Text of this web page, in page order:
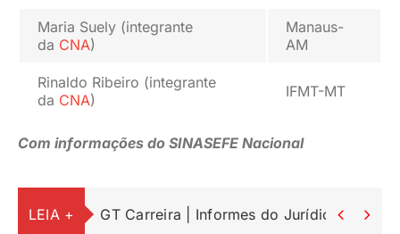
Maria Suely (integrante
da CNA)
Manaus-
AM
Rinaldo Ribeiro (integrante
da CNA) IFMT-MT
Com informações do SINASEFE Nacional
LEIA + GT Carreira | Informes do Jurídico 